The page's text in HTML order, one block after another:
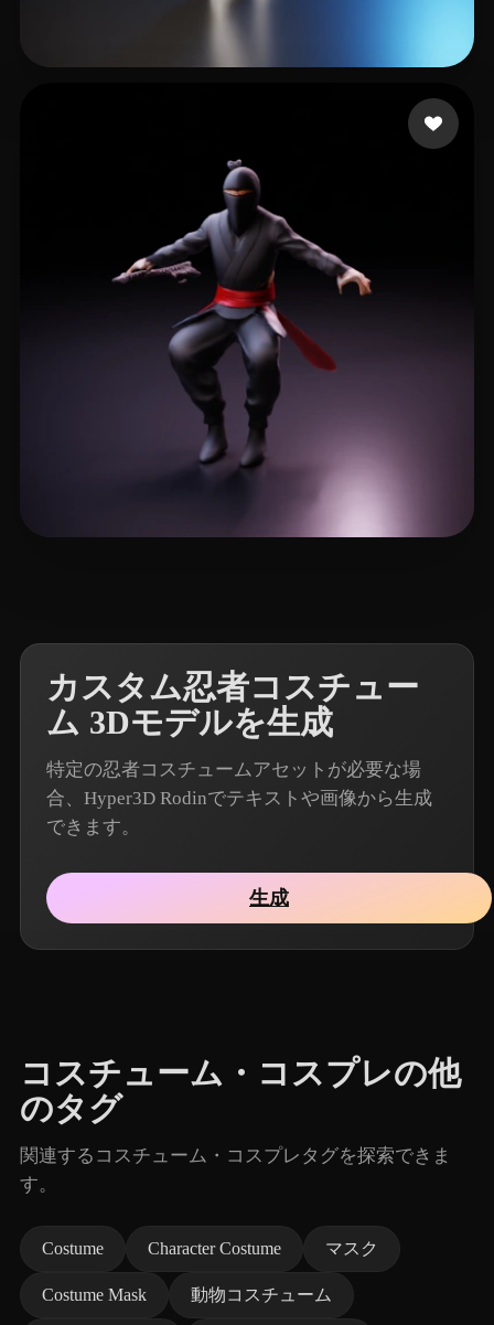
カスタム忍者コスチュー
ム 3Dモデルを生成
特定の忍者コスチュームアセットが必要な場
合、Hyper3D Rodinでテキストや画像から生成
できます。
生成
コスチューム・コスプレの他
のタグ
関連するコスチューム・コスプレタグを探索できま
す。
Costume Character Costume マスク
Costume Mask 動物コスチューム